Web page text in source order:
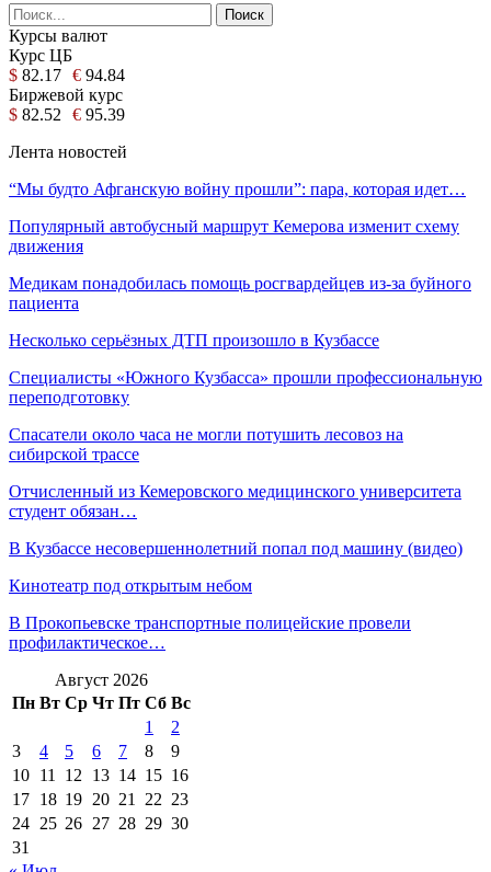
Курсы валют
Курс ЦБ
$ 82.17 € 94.84
Биржевой курс
$ 82.52 € 95.39
Лента новостей
“Мы будто Афганскую войну прошли”: пара, которая идет…
Популярный автобусный маршрут Кемерова изменит схему
движения
Медикам понадобилась помощь росгвардейцев из-за буйного
пациента
Несколько серьёзных ДТП произошло в Кузбассе
Специалисты «Южного Кузбасса» прошли профессиональную
переподготовку
Спасатели около часа не могли потушить лесовоз на
сибирской трассе
Отчисленный из Кемеровского медицинского университета
студент обязан…
В Кузбассе несовершеннолетний попал под машину (видео)
Кинотеатр под открытым небом
В Прокопьевске транспортные полицейские провели
профилактическое…
Август 2026
Пн Вт Ср Чт Пт Сб Вс
1
2
3
4 5 6 7 8
9
10 11 12 13 14 15 16
17 18 19 20 21 22 23
24 25 26 27 28 29 30
31